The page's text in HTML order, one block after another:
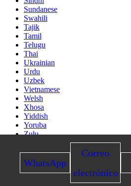
WhatsApp
Correo
electrónico
Sundanese
Swahili
Tajik
Tamil
Telugu
Thai
Ukrainian
Urdu
Uzbek
Vietnamese
Welsh
Xhosa
Yiddish
Yoruba
Zulu
Tatar
Oriya